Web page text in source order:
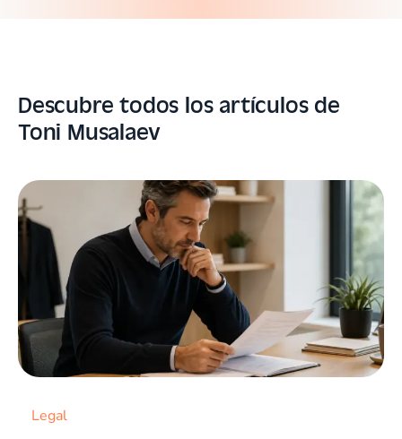
Descubre todos los artículos de
Toni Musalaev
Legal